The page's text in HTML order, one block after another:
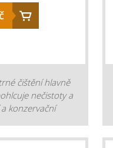
čištění hlavně
nečistoty a
konzervační